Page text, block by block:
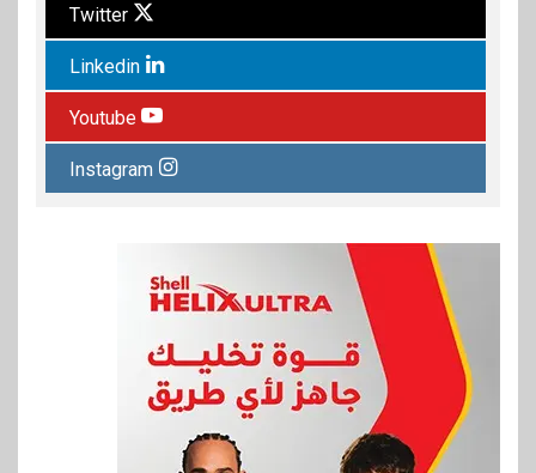
Twitter
Linkedin
Youtube
Instagram